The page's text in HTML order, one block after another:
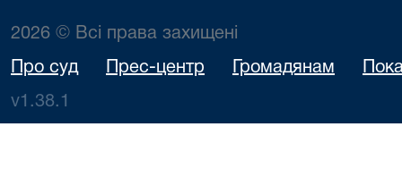
2026 © Всі права захищені
Про суд Прес-центр Громадянам
v1.38.1